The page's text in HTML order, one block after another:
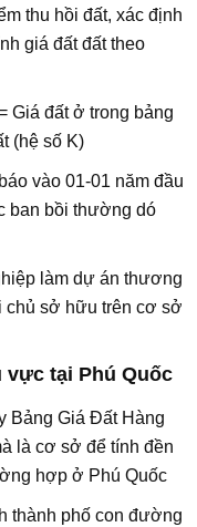
thu hồi đất, xác định
giá đất đất theo
Giá đất ở trong bảng
(hệ số K)
vào 01-01 năm đầu
ban bồi thường dó
làm dự án thương
chủ sở hữu trên cơ sở
vực tại Phú Quốc
Bảng Giá Đất Hàng
là cơ sở để tính đền
hợp ở Phú Quốc
thành phố con đường